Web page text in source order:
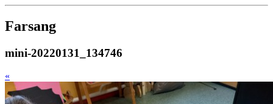
Farsang
mini-20220131_134746
«